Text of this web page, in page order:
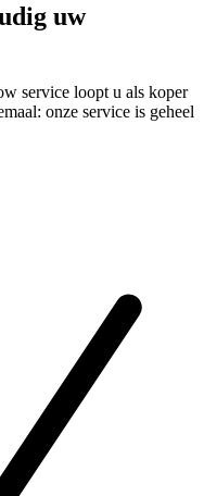
uw
service loopt u als koper
onze service is geheel